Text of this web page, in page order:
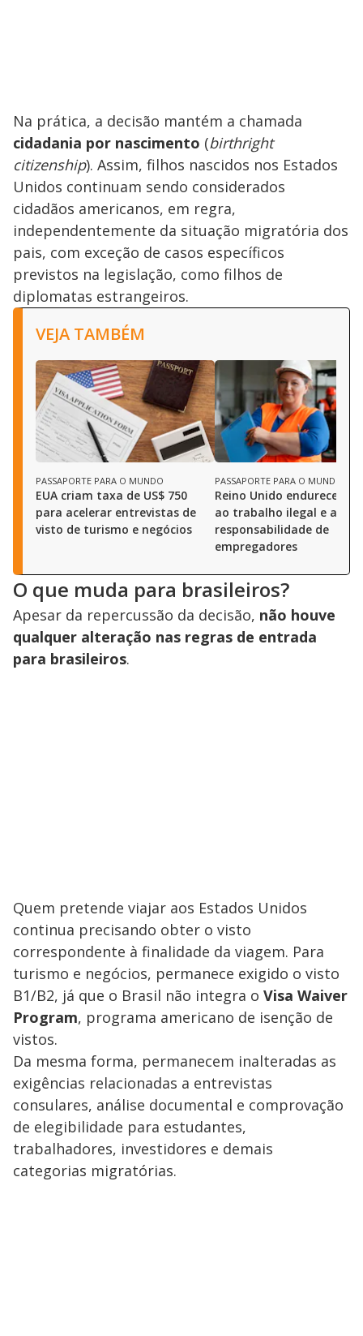
Na prática, a decisão mantém a chamada
cidadania por nascimento (birthright
citizenship). Assim, filhos nascidos nos Estados
Unidos continuam sendo considerados
cidadãos americanos, em regra,
independentemente da situação migratória dos
pais, com exceção de casos específicos
previstos na legislação, como filhos de
diplomatas estrangeiros.
VEJA TAMBÉM
PASSAPORTE PARA O MUNDO
EUA criam taxa de US$ 750
para acelerar entrevistas de
visto de turismo e negócios
PASSAPORTE PARA O MUNDO
Reino Unido endurece
ao trabalho ilegal e
responsabilidade de
empregadores
O que muda para brasileiros?
Apesar da repercussão da decisão, não houve
qualquer alteração nas regras de entrada
para brasileiros.
Quem pretende viajar aos Estados Unidos
continua precisando obter o visto
correspondente à finalidade da viagem. Para
turismo e negócios, permanece exigido o visto
B1/B2, já que o Brasil não integra o Visa Waiver
Program, programa americano de isenção de
vistos.
Da mesma forma, permanecem inalteradas as
exigências relacionadas a entrevistas
consulares, análise documental e comprovação
de elegibilidade para estudantes,
trabalhadores, investidores e demais
categorias migratórias.